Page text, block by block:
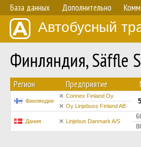
База данных Дополнительно
Автобусный
Финляндия, Säffle
Регион Предприятие
Финляндия
Connex Finland Oy
Oy Linjebuss Finland AB
Дания Linjebus Danmark A/S